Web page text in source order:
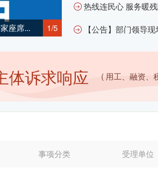
座席... 1/5
热线连民心 服务暖
【公告】部门领导
体诉求响应 ( 用工、融资、
事项分类 受理单位